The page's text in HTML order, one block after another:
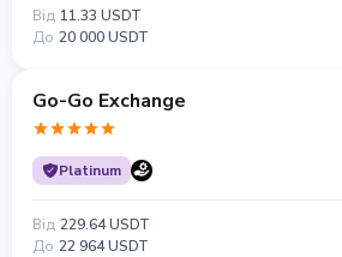
Від 11.33 USDT
До 20 000 USDT
Go-Go Exchange
Platinum
Від 229.64 USDT
До 22 964 USDT